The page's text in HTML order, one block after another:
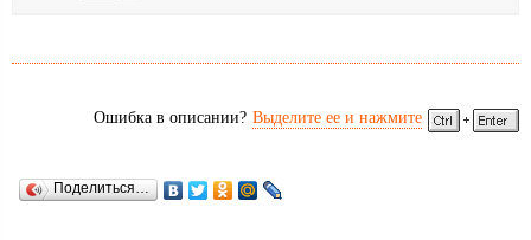
Ошибка в описании? Выделите ее и нажмите
Поделиться…